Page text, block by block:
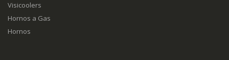
Visicoolers
Hornos a Gas
Hornos